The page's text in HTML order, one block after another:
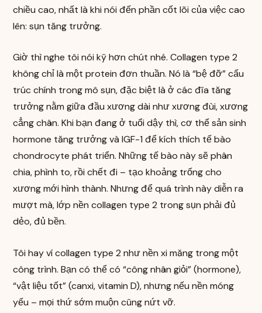
chiều cao, nhất là khi nói đến phần cốt lõi của việc cao
lên: sụn tăng trưởng.
Giờ thì nghe tôi nói kỹ hơn chút nhé. Collagen type 2
không chỉ là một protein đơn thuần. Nó là “bệ đỡ” cấu
trúc chính trong mô sụn, đặc biệt là ở các đĩa tăng
trưởng nằm giữa đầu xương dài như xương đùi, xương
cẳng chân. Khi bạn đang ở tuổi dậy thì, cơ thể sản sinh
hormone tăng trưởng và IGF-1 để kích thích tế bào
chondrocyte phát triển. Những tế bào này sẽ phân
chia, phình to, rồi chết đi – tạo khoảng trống cho
xương mới hình thành. Nhưng để quá trình này diễn ra
mượt mà, lớp nền collagen type 2 trong sụn phải đủ
dẻo, đủ bền.
Tôi hay ví collagen type 2 như nền xi măng trong một
công trình. Bạn có thể có “công nhân giỏi” (hormone),
“vật liệu tốt” (canxi, vitamin D), nhưng nếu nền móng
yếu – mọi thứ sớm muộn cũng nứt vỡ.